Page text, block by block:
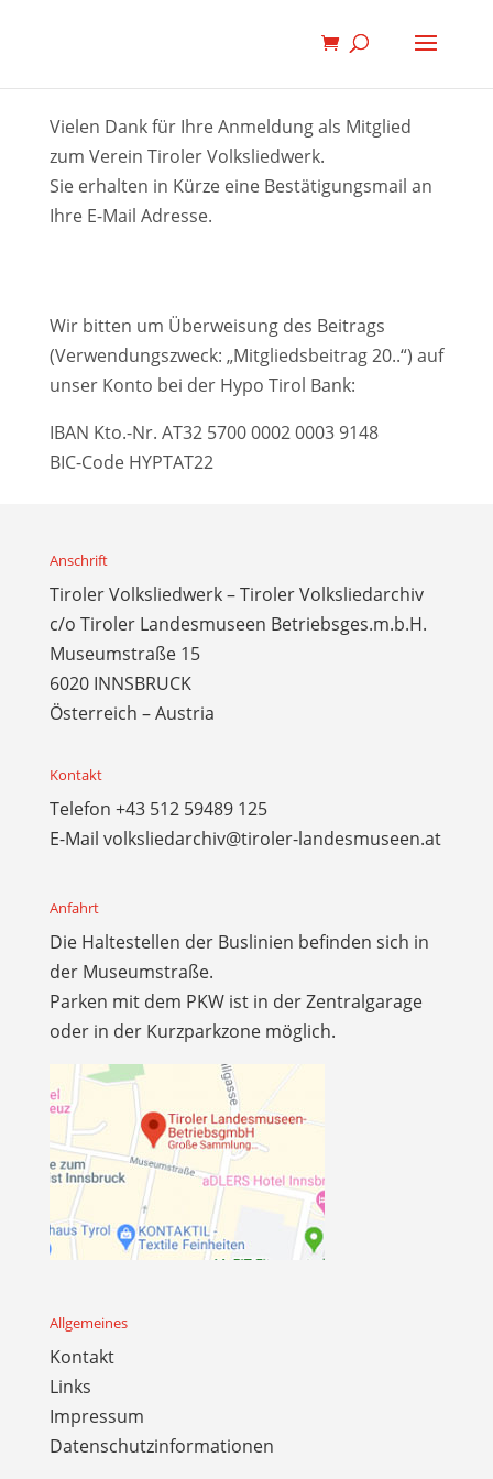
Vielen Dank für Ihre Anmeldung als Mitglied
zum Verein Tiroler Volksliedwerk.
Sie erhalten in Kürze eine Bestätigungsmail an
Ihre E-Mail Adresse.
Wir bitten um Überweisung des Beitrags
(Verwendungszweck: „Mitgliedsbeitrag 20..“) auf
unser Konto bei der Hypo Tirol Bank:
IBAN Kto.-Nr. AT32 5700 0002 0003 9148
BIC-Code HYPTAT22
Anschrift
Tiroler Volksliedwerk – Tiroler Volksliedarchiv
c/o Tiroler Landesmuseen Betriebsges.m.b.H.
Museumstraße 15
6020 INNSBRUCK
Österreich – Austria
Kontakt
Telefon +43 512 59489 125
E-Mail volksliedarchiv@tiroler-landesmuseen.at
Anfahrt
Die Haltestellen der Buslinien befinden sich in
der Museumstraße.
Parken mit dem PKW ist in der Zentralgarage
oder in der Kurzparkzone möglich.
Allgemeines
Kontakt
Links
Impressum
Datenschutzinformationen